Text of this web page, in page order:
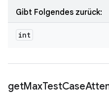
Gibt Folgendes zurück:
int
getMaxTestCase